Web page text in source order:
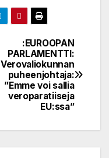
:EUROOPAN
PARLAMENTTI:
Verovaliokunnan
puheenjohtaja:
”Emme voi sallia
veroparatiiseja
EU:ssa”